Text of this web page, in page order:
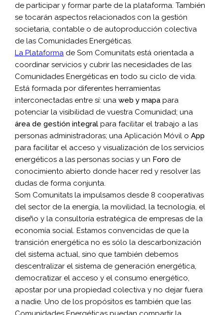
de participar y formar parte de la plataforma. También
se tocarán aspectos relacionados con la gestión
societaria, contable o de autoproducción colectiva
de las Comunidades Energéticas.
La Plataforma de Som Comunitats está orientada a
coordinar servicios y cubrir las necesidades de las
Comunidades Energéticas en todo su ciclo de vida.
Está formada por diferentes herramientas
interconectadas entre sí: una web y mapa para
potenciar la visibilidad de vuestra Comunidad; una
área de gestión integral para facilitar el trabajo a las
personas administradoras; una Aplicación Móvil o App
para facilitar el acceso y visualización de los servicios
energéticos a las personas socias y un Foro de
conocimiento abierto donde hacer red y resolver las
dudas de forma conjunta.
Som Comunitats la impulsamos desde 8 cooperativas
del sector de la energía, la movilidad, la tecnología, el
diseño y la consultoría estratégica de empresas de la
economía social. Estamos convencidas de que la
transición energética no es sólo la descarbonización
del sistema actual, sino que también debemos
descentralizar el sistema de generación energética,
democratizar el acceso y el consumo energético,
apostar por una propiedad colectiva y no dejar fuera
a nadie. Uno de los propósitos es también que las